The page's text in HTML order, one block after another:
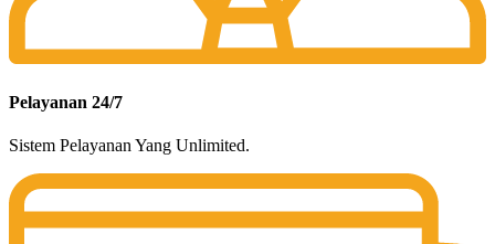
Pelayanan 24/7
Sistem Pelayanan Yang Unlimited.